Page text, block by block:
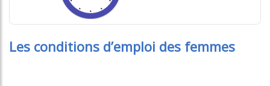
Les conditions d’emploi des femmes